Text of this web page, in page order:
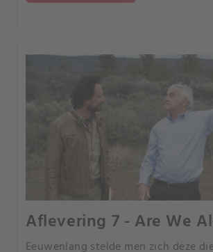
Aflevering 7 - Are We
Eeuwenlang stelde men zich deze